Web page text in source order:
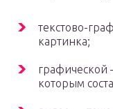
текстово-
картинка;
графической
которым